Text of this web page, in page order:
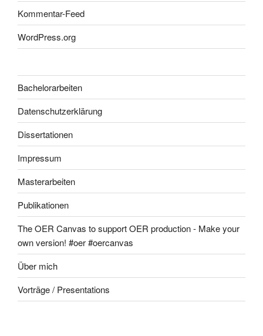
Kommentar-Feed
WordPress.org
Bachelorarbeiten
Datenschutzerklärung
Dissertationen
Impressum
Masterarbeiten
Publikationen
The OER Canvas to support OER production - Make your
own version! #oer #oercanvas
Über mich
Vorträge / Presentations